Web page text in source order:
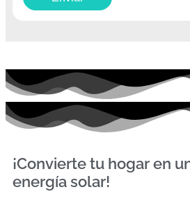
¡Convierte tu hogar en
energía solar!